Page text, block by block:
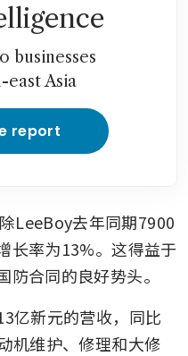
businesses
east Asia
report
LeeBoy去年同期7900
长率为13%。这得益于
合同的良好势头。
亿新元的营收，同比
机维护、修理和大修